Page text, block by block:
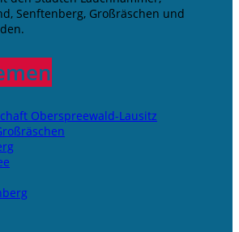
Senftenberg, Großräschen und
Oberspreewald-Lausitz